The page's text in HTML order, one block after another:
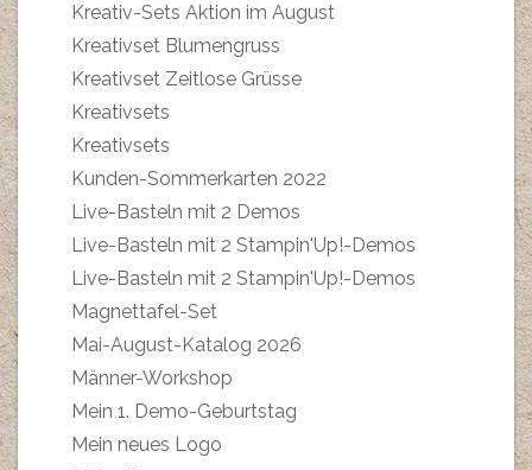
Kreativ-Sets Aktion im August
Kreativset Blumengruss
Kreativset Zeitlose Grüsse
Kreativsets
Kreativsets
Kunden-Sommerkarten 2022
Live-Basteln mit 2 Demos
Live-Basteln mit 2 Stampin'Up!-Demos
Live-Basteln mit 2 Stampin'Up!-Demos
Magnettafel-Set
Mai-August-Katalog 2026
Männer-Workshop
Mein 1. Demo-Geburtstag
Mein neues Logo